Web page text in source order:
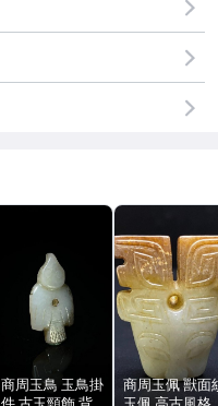
商周玉鳥 玉鳥掛
商周玉佩 獸面